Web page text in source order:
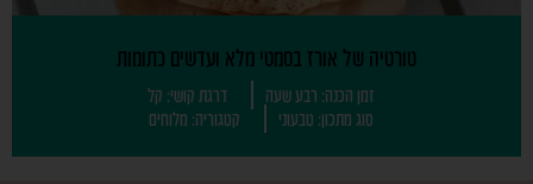
טורטיה של אורז בסמטי מלא ועדשים כתומות
זמן הכנה: רבע שעה
דרגת קושי: קל
סוג מתכון: טבעוני
קטגוריה: מלוחים